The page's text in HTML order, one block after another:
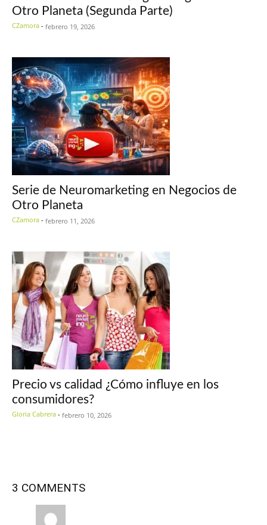
Otro Planeta (Segunda Parte)
CZamora - febrero 19, 2026
Serie de Neuromarketing en Negocios de
Otro Planeta
CZamora - febrero 11, 2026
Precio vs calidad ¿Cómo influye en los
consumidores?
Gloria Cabrera - febrero 10, 2026
3 COMMENTS